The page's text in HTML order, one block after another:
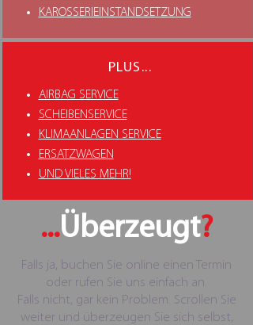
KAROSSERIEINSTANDSETZUNG
PLUS...
AIRBAG SERVICE
SCHEIBENSERVICE
KLIMAANLAGEN SERVICE
ERSATZWAGEN
UND VIELES MEHR!
...Überzeugt?
Falls ja, buchen Sie online einen Termin
oder rufen Sie uns einfach an.
Falls nicht, gar kein Problem. Scrollen Sie
weiter und überzeugen Sie sich selbst,